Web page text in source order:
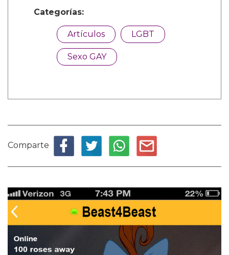
Categorías:
Artículos LGBT
Sexo GAY
Comparte